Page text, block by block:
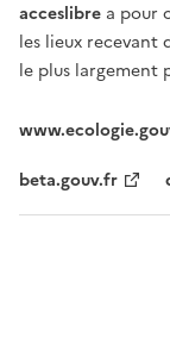
acceslibre a pour
les lieux recevant
le plus largement
beta.gouv.fr